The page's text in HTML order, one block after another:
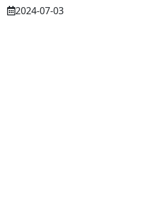
2024-07-03